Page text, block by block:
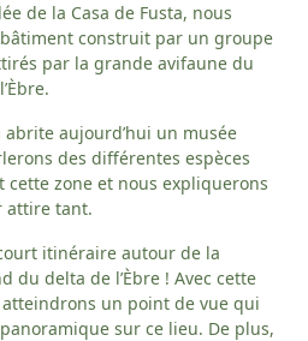
de la Casa de Fusta, nous
construit par un groupe
par la grande avifaune du
abrite aujourd’hui un musée
des différentes espèces
cette zone et nous expliquerons
attire tant.
itinéraire autour de la
du delta de l’Èbre ! Avec cette
un point de vue qui
sur ce lieu. De plus,